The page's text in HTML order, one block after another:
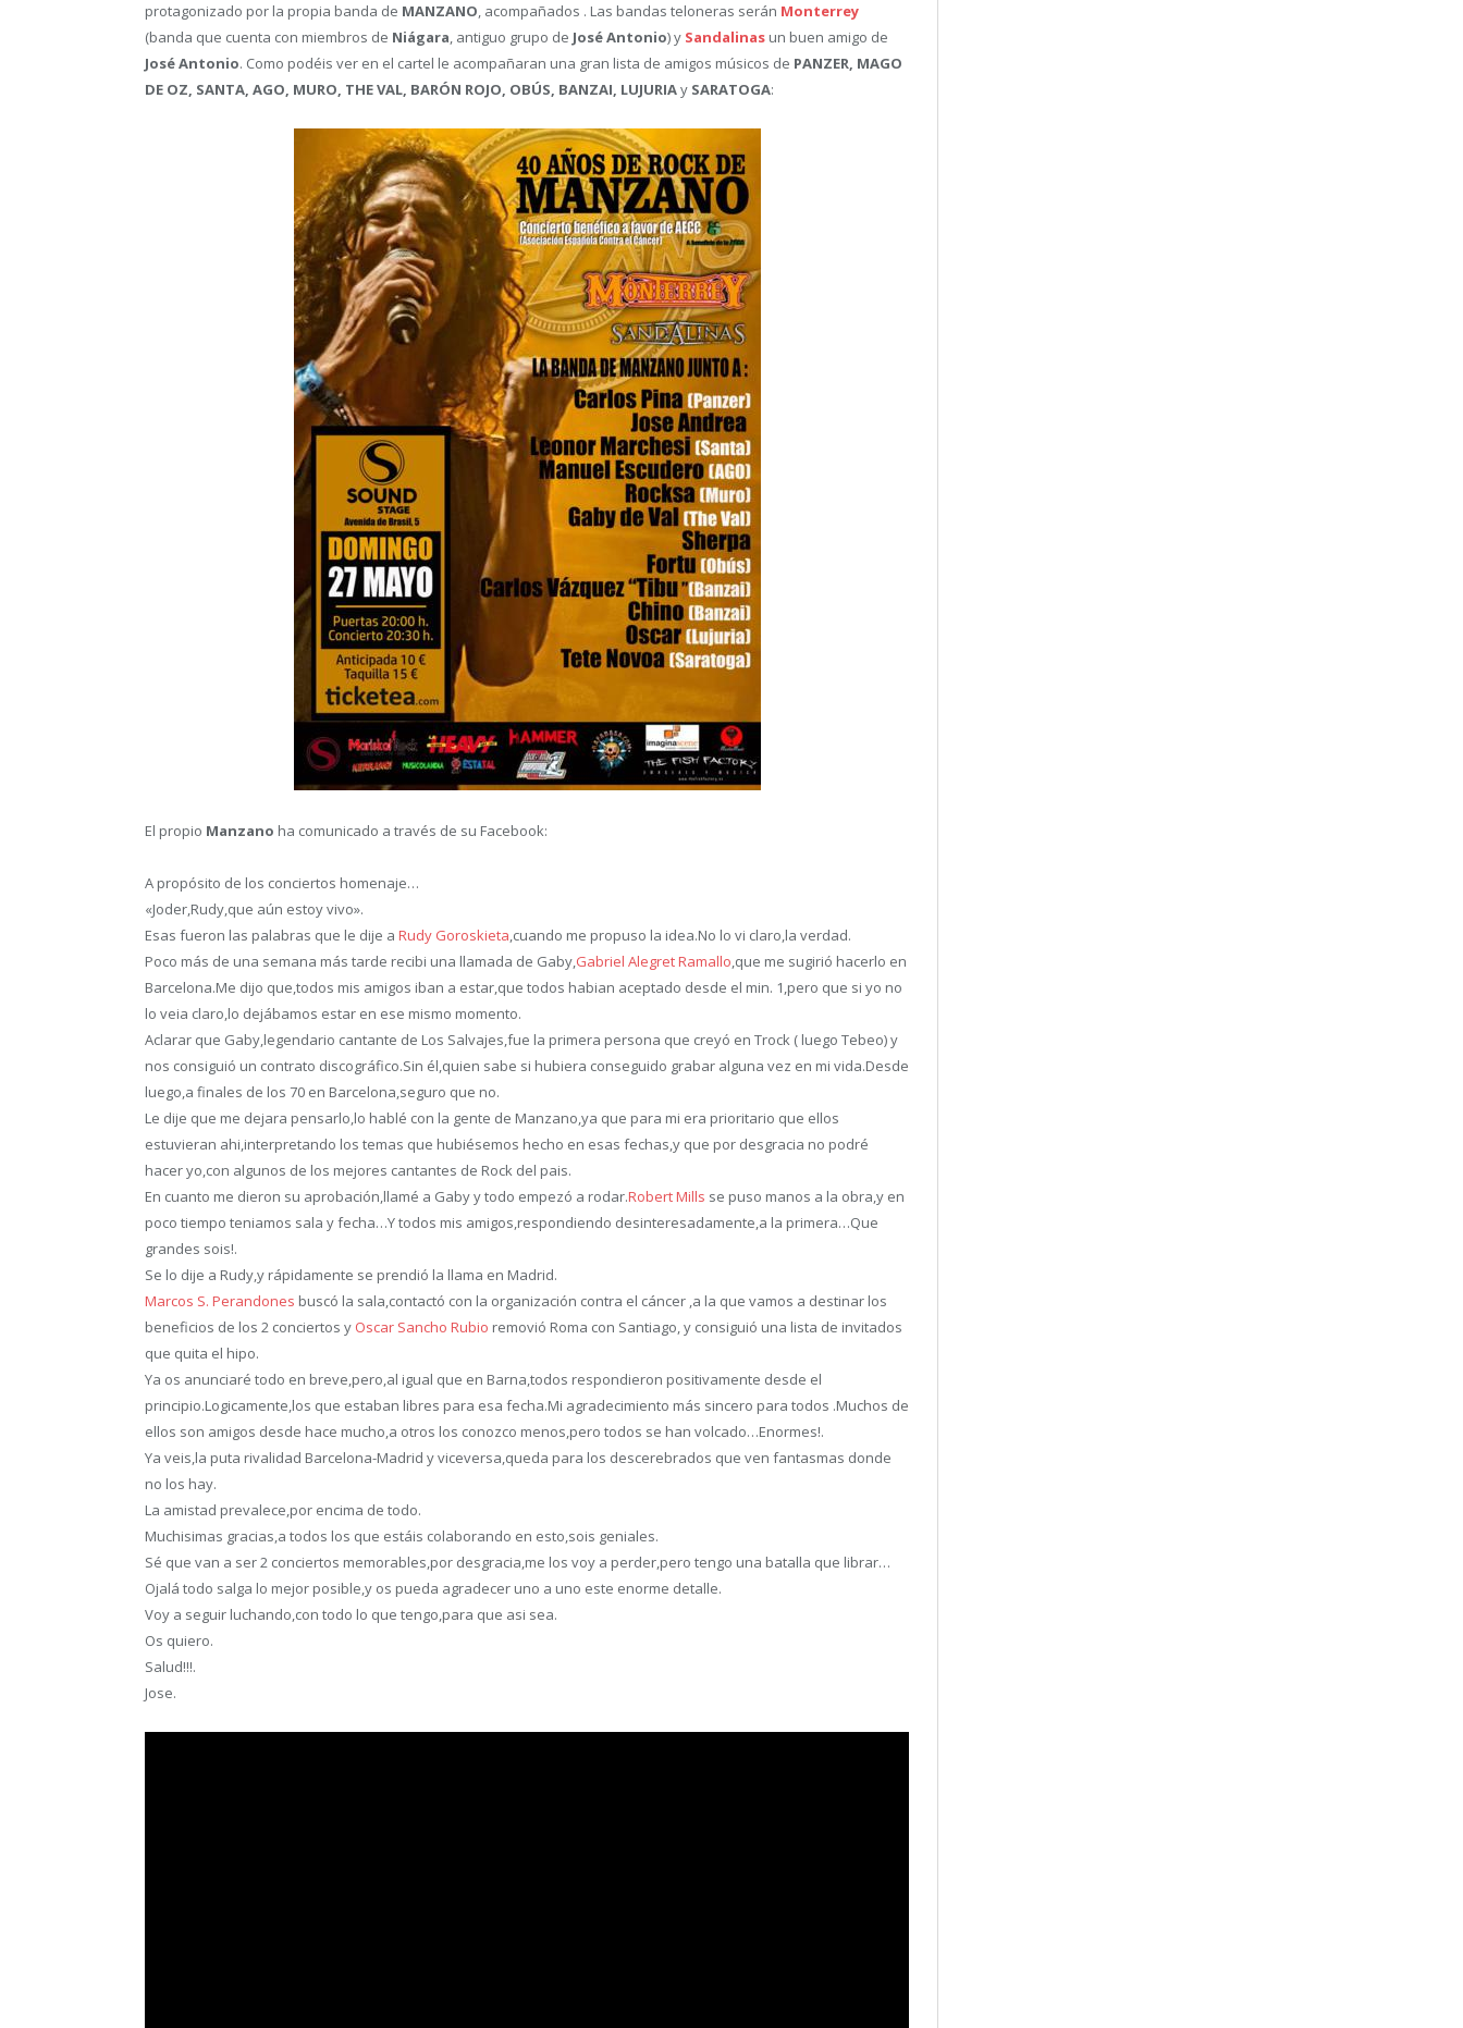
protagonizado por la propia banda de MANZANO, acompañados . Las bandas teloneras serán Monterrey
(banda que cuenta con miembros de Niágara, antiguo grupo de José Antonio) y Sandalinas un buen amigo de
José Antonio. Como podéis ver en el cartel le acompañaran una gran lista de amigos músicos de PANZER, MAGO
DE OZ, SANTA, AGO, MURO, THE VAL, BARÓN ROJO, OBÚS, BANZAI, LUJURIAy SARATOGA:
El propio Manzano ha comunicado a través de su Facebook:
A propósito de los conciertos homenaje…
«Joder,Rudy,que aún estoy vivo».
Esas fueron las palabras que le dije a Rudy Goroskieta,cuando me propuso la idea.No lo vi claro,la verdad.
Poco más de una semana más tarde recibi una llamada de Gaby,Gabriel Alegret Ramallo,que me sugirió hacerlo en
Barcelona.Me dijo que,todos mis amigos iban a estar,que todos habian aceptado desde el min. 1,pero que si yo no
lo veia claro,lo dejábamos estar en ese mismo momento.
Aclarar que Gaby,legendario cantante de Los Salvajes,fue la primera persona que creyó en Trock ( luego Tebeo) y
nos consiguió un contrato discográfico.Sin él,quien sabe si hubiera conseguido grabar alguna vez en mi vida.Desde
luego,a finales de los 70 en Barcelona,seguro que no.
Le dije que me dejara pensarlo,lo hablé con la gente de Manzano,ya que para mi era prioritario que ellos
estuvieran ahi,interpretando los temas que hubiésemos hecho en esas fechas,y que por desgracia no podré
hacer yo,con algunos de los mejores cantantes de Rock del pais.
En cuanto me dieron su aprobación,llamé a Gaby y todo empezó a rodar.Robert Mills se puso manos a la obra,y en
poco tiempo teniamos sala y fecha…Y todos mis amigos,respondiendo desinteresadamente,a la primera…Que
grandes sois!.
Se lo dije a Rudy,y rápidamente se prendió la llama en Madrid.
Marcos S. Perandones buscó la sala,contactó con la organización contra el cáncer ,a la que vamos a destinar los
beneficios de los 2 conciertos y Oscar Sancho Rubio removió Roma con Santiago, y consiguió una lista de invitados
que quita el hipo.
Ya os anunciaré todo en breve,pero,al igual que en Barna,todos respondieron positivamente desde el
principio.Logicamente,los que estaban libres para esa fecha.Mi agradecimiento más sincero para todos .Muchos de
ellos son amigos desde hace mucho,a otros los conozco menos,pero todos se han volcado…Enormes!.
Ya veis,la puta rivalidad Barcelona-Madrid y viceversa,queda para los descerebrados que ven fantasmas donde
no los hay.
La amistad prevalece,por encima de todo.
Muchisimas gracias,a todos los que estáis colaborando en esto,sois geniales.
Sé que van a ser 2 conciertos memorables,por desgracia,me los voy a perder,pero tengo una batalla que librar…
Ojalá todo salga lo mejor posible,y os pueda agradecer uno a uno este enorme detalle.
Voy a seguir luchando,con todo lo que tengo,para que asi sea.
Os quiero.
Salud!!!.
Jose.